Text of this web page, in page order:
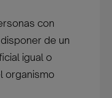
con
de un
igual o
organismo